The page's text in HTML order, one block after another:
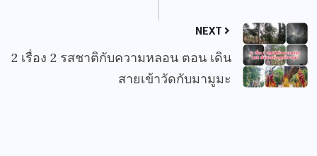
NEXT
2 เรื่อง 2 รสชาติกับความหลอน ตอน เดิน
สายเข้าวัดกับมามูมะ